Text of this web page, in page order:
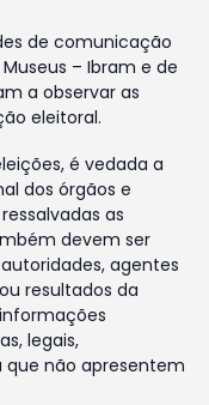
de comunicação
– Ibram e de
a observar as
eleitoral.
é vedada a
dos órgãos e
as
devem ser
agentes
resultados da
legais,
que não apresentem